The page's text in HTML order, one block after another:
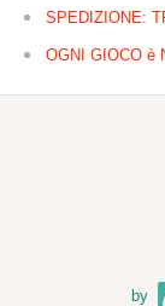
SPEDIZIONE:
OGNI GIOCO è
by